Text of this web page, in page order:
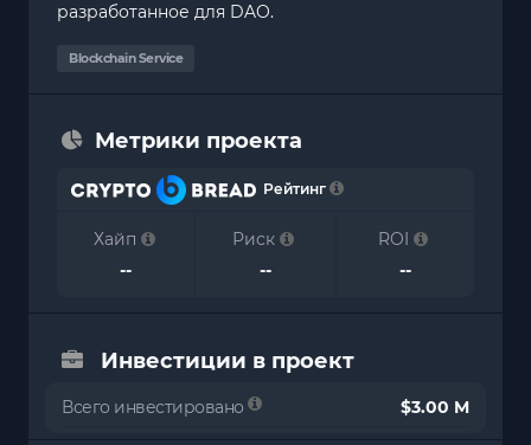
разработанное для DAO.
Blockchain Service
Метрики проекта
Рейтинг
Хайп
--
Риск
--
ROI
--
Инвестиции в проект
Всего инвестировано $3.00 M